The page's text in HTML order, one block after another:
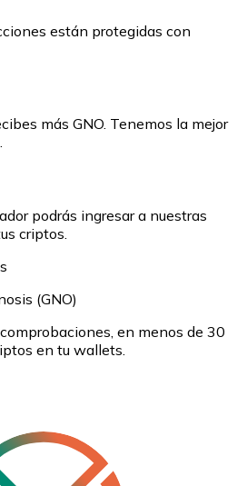
están protegidas con
más GNO. Tenemos la mejor
podrás ingresar a nuestras
criptos.
(GNO)
en menos de 30
en tu wallets.